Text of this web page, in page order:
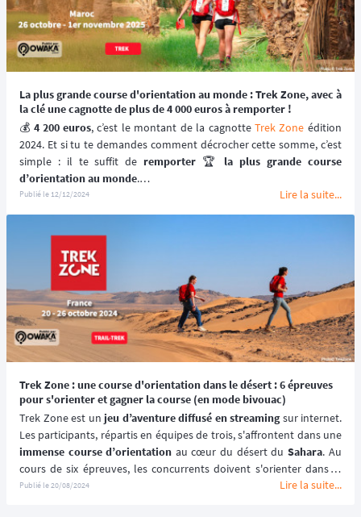
La plus grande course d'orientation au monde : Trek Zone, avec à
la clé une cagnotte de plus de 4 000 euros à remporter !
💰️ 4 200 euros, c’est le montant de la cagnotte Trek Zone édition
2024. Et si tu te demandes comment décrocher cette somme, c’est
simple : il te suffit de remporter 🏆️ la plus grande course
d’orientation au monde.
Trek Zone, c’est bien plus qu’un trek. Pendant 7 jours, tu
même un mystérieux village abandonné.
Publié le 12/12/2024 Lire la suite...
Trek Zone : une course d'orientation dans le désert : 6 épreuves
pour s'orienter et gagner la course (en mode bivouac)
Trek Zone est un jeu d’aventure diffusé en streaming sur internet.
immense course d’orientation au cœur du désert du Sahara. Au
désert et récupérer le maximum de drapeaux répartis dans six
Publié le20/08/2024 Lire la suite...